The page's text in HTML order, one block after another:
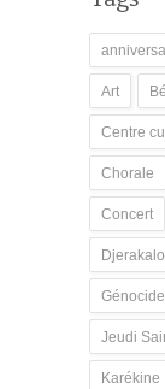
Art
Centre
Chorale
Concert
Génocide
Jeudi
Karékine II